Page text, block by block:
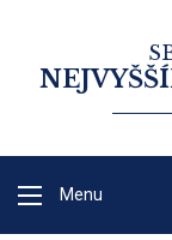
Menu